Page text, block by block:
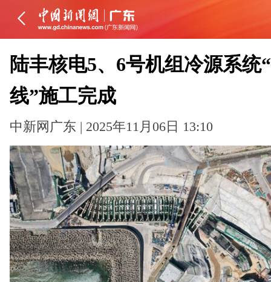
陆丰核电5、6号机组冷源系统
线”施工完成
中新网广东 | 2025年11月06日 13:10